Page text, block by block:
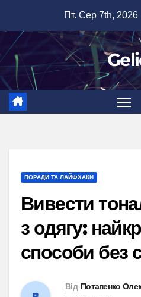
вмісту
Пт. Сер 7th, 2026
ПОРАДИ ТА ЛАЙФХАКИ
Вивести
з одягу:
способи без
Від Потапенко